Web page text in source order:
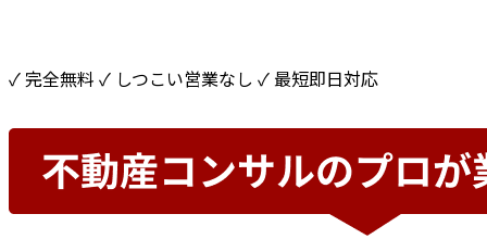
✓ 完全無料 ✓ しつこい営業なし ✓ 最短即日対応